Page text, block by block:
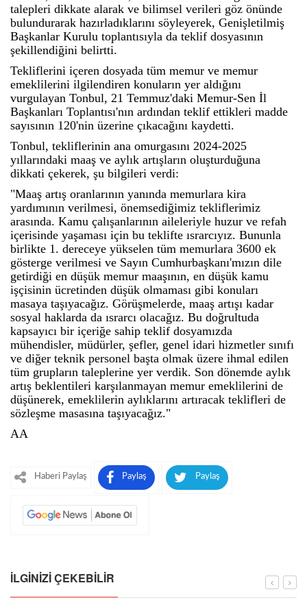
talepleri dikkate alarak ve bilimsel verileri göz önünde
bulundurarak hazırladıklarını söyleyerek, Genişletilmiş
Başkanlar Kurulu toplantısıyla da teklif dosyasının
şekillendiğini belirtti.
Tekliflerini içeren dosyada tüm memur ve memur
emeklilerini ilgilendiren konuların yer aldığını
vurgulayan Tonbul, 21 Temmuz'daki Memur-Sen İl
Başkanları Toplantısı'nın ardından teklif ettikleri madde
sayısının 120'nin üzerine çıkacağını kaydetti.
Tonbul, tekliflerinin ana omurgasını 2024-2025
yıllarındaki maaş ve aylık artışların oluşturduğuna
dikkati çekerek, şu bilgileri verdi:
"Maaş artış oranlarının yanında memurlara kira
yardımının verilmesi, önemsediğimiz tekliflerimiz
arasında. Kamu çalışanlarının aileleriyle huzur ve refah
içerisinde yaşaması için bu teklifte ısrarcıyız. Bununla
birlikte 1. dereceye yükselen tüm memurlara 3600 ek
gösterge verilmesi ve Sayın Cumhurbaşkanı'mızın dile
getirdiği en düşük memur maaşının, en düşük kamu
işçisinin ücretinden düşük olmaması gibi konuları
masaya taşıyacağız. Görüşmelerde, maaş artışı kadar
sosyal haklarda da ısrarcı olacağız. Bu doğrultuda
kapsayıcı bir içeriğe sahip teklif dosyamızda
mühendisler, müdürler, şefler, genel idari hizmetler sınıfı
ve diğer teknik personel başta olmak üzere ihmal edilen
tüm grupların taleplerine yer verdik. Son dönemde aylık
artış beklentileri karşılanmayan memur emeklilerini de
düşünerek, emeklilerin aylıklarını artıracak teklifleri de
sözleşme masasına taşıyacağız."
AA
Haberi Paylaş Paylaş Paylaş
İLGINIZI ÇEKEBILIR